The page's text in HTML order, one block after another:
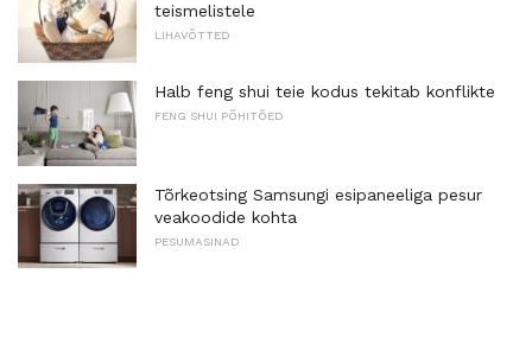
teismelistele
LIHAVÕTTED
Halb feng shui teie kodus tekitab konflikte
FENG SHUI PÕHITÕED
Tõrkeotsing Samsungi esipaneeliga pesur
veakoodide kohta
PESUMASINAD